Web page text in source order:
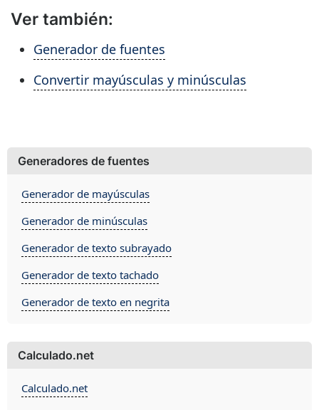
Ver también:
Generador de fuentes
Convertir mayúsculas y minúsculas
Generadores de fuentes
Generador de mayúsculas
Generador de minúsculas
Generador de texto subrayado
Generador de texto tachado
Generador de texto en negrita
Calculado.net
Calculado.net